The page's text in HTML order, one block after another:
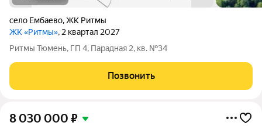
село Ембаево,ЖК Ритмы
ЖК «Ритмы», 2 квартал 2027
Ритмы Тюмень, ГП 4, Парадная 2, кв. №34
Позвонить
8 030 000 ₽